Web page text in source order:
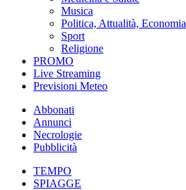
Musica
Politica, Attualità, Economia
Sport
Religione
PROMO
Live Streaming
Previsioni Meteo
Abbonati
Annunci
Necrologie
Pubblicità
TEMPO
SPIAGGE